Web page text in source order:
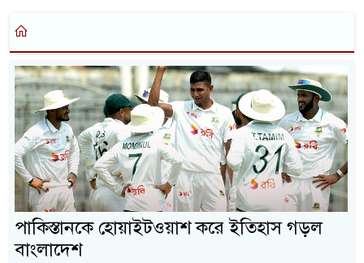
পাকিস্তানকে হোয়াইটওয়াশ করে ইতিহাস গড়ল
বাংলাদেশ